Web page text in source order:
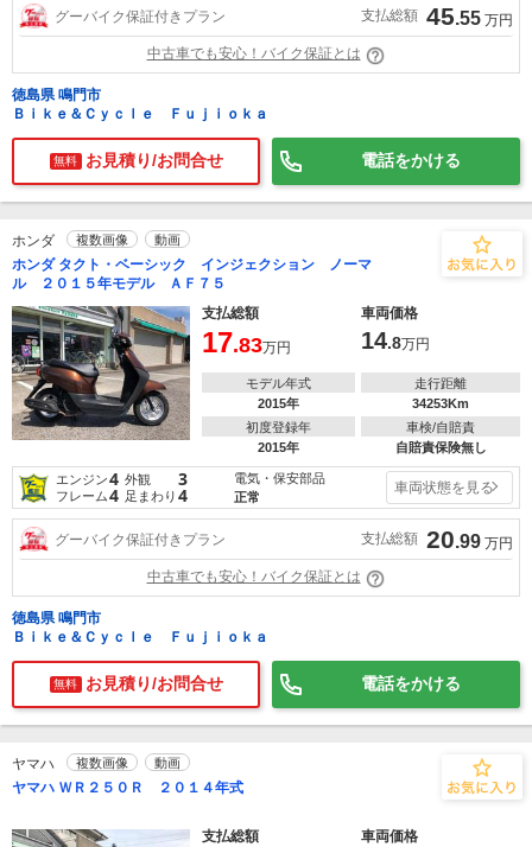
グーバイク保証付きプラン 支払総額 45.55 万円
中古車でも安心！バイク保証とは
徳島県 鳴門市
Ｂｉｋｅ＆Ｃｙｃｌｅ Ｆｕｊｉｏｋａ
無料 お見積り/お問合せ 電話をかける
ホンダ 複数画像 動画
ホンダ タクト・ベーシック インジェクション ノーマ
ル ２０１５年モデル ＡＦ７５
支払総額
車両価格
17.83万円 14.8万円
モデル年式
2015年
走行距離
34253Km
初度登録年
2015年
車検/自賠責
自賠責保険無し
エンジン4 外観 3
フレーム4 足まわり 4
電気・保安部品
正常
車両状態を見る
グーバイク保証付きプラン 支払総額 20.99 万円
中古車でも安心！バイク保証とは
徳島県 鳴門市
Ｂｉｋｅ＆Ｃｙｃｌｅ Ｆｕｊｉｏｋａ
無料 お見積り/お問合せ 電話をかける
ヤマハ 複数画像 動画
ヤマハ ＷＲ２５０Ｒ ２０１４年式
支払総額 車両価格